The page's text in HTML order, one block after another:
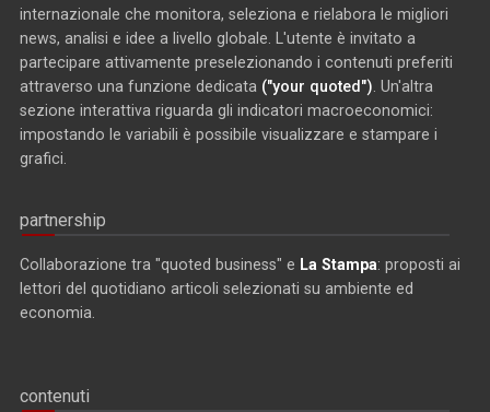
internazionale che monitora, seleziona e rielabora le migliori
news, analisi e idee a livello globale. L'utente è invitato a
partecipare attivamente preselezionando i contenuti preferiti
attraverso una funzione dedicata ("your quoted") . Un'altra
sezione interattiva riguarda gli indicatori macroeconomici:
impostando le variabili è possibile visualizzare e stampare i
grafici.
partnership
Collaborazione tra "quoted business" e La Stampa: proposti ai
lettori del quotidiano articoli selezionati su ambiente ed
economia.
contenuti